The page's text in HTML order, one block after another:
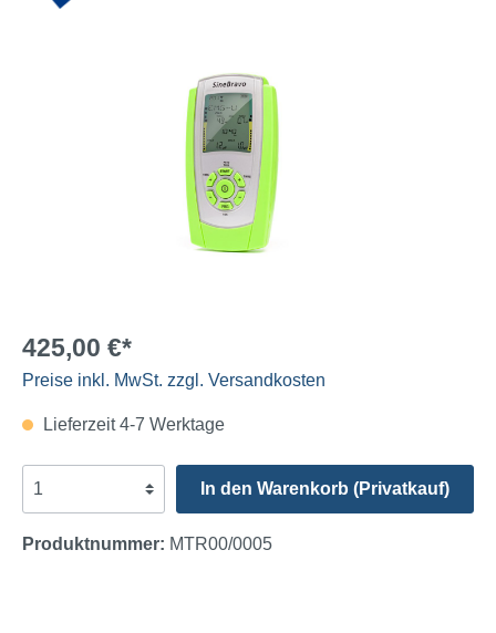
425,00 €*
Preise inkl. MwSt. zzgl. Versandkosten
Lieferzeit 4-7 Werktage
In den Warenkorb (Privatkauf)
Produktnummer: MTR00/0005